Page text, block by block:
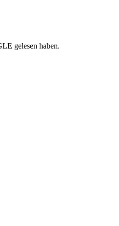
gelesen haben.